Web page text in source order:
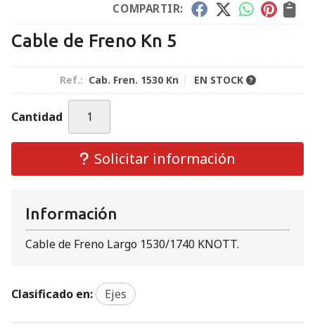
COMPARTIR:
Cable de Freno Kn 5
Ref.: Cab. Fren. 1530 Kn EN STOCK
Cantidad
Solicitar información
Información
Cable de Freno Largo 1530/1740 KNOTT.
Clasificado en: Ejes